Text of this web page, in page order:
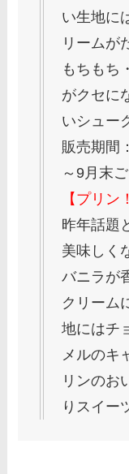
い生地に
リームが
もちもち
がクセに
いシュー
販売期間
～9月末
【プリン
昨年話題
美味しく
バニラが
クリーム
地にはチ
メルのキ
リンのお
りスイー